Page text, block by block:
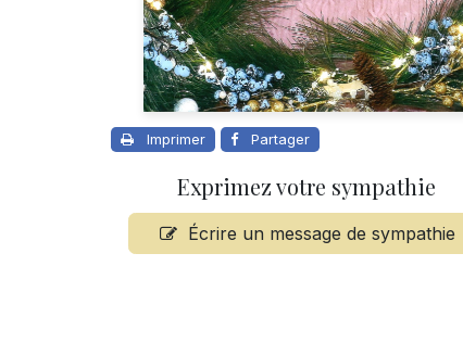
Imprimer Partager
Exprimez votre sympathie
Écrire un message de sympathie